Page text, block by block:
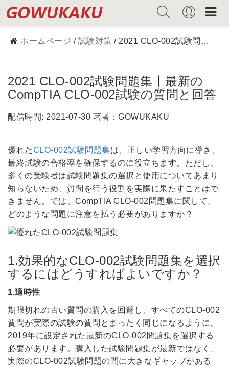
ホームページ / 試験対策 / 2021 CLO-002試験問題集丨最新のCompTIA CLO-002試験の質問と回答
2021 CLO-002試験問題集丨最新の
CompTIA CLO-002試験の質問と回答
配信時間: 2021-07-30 著者：GOWUKAKU
優れたCLO-002試験問題集は、正しい学習方向に導き、
最終試験の合格率を確保するのに役立ちます。ただし、
多くの受験者は試験問題集の選択と使用についてあまり
知らないため、質問を行う役割を実際に果たすことはで
きません。では、CompTIA CLO-002問題集に関して、
どのような問題に注意を払う必要がありますか？
1.効果的なCLO-002試験問題集を選択
するにはどうすればよいですか？
1.適時性
期限切れの古い質問の購入を回避し、すべてのCLO-002
質問が実際の試験の質問とまったく同じになるように、
2019年に設定された最新のCLO-002問題集を選択する
必要があります。購入した試験問題集が最新ではなく、
実際のCLO-002試験問題の間に大きなギャップがある